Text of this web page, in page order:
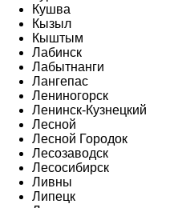
Кушва
Кызыл
Кыштым
Лабинск
Лабытнанги
Лангепас
Лениногорск
Ленинск-Кузнецкий
Лесной
Лесной Городок
Лесозаводск
Лесосибирск
Ливны
Липецк